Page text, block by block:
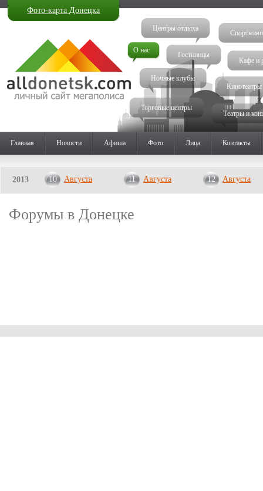
Фото-карта Донецка
О нас
Ночные клубы
Гостиницы
Кинотеатры
Кафе и
Театры и
Центры отдыха
Торговые центры
Главная Новости Афиша Фото Лица Контакты
2013 10 Августа 11 Августа 12 Августа
Форумы в Донецке